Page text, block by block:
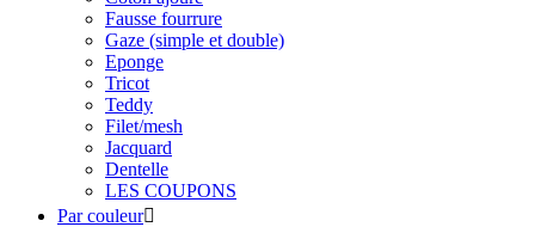
Fausse fourrure
Gaze (simple et double)
Eponge
Tricot
Teddy
Filet/mesh
Jacquard
Dentelle
LES COUPONS
Par couleur